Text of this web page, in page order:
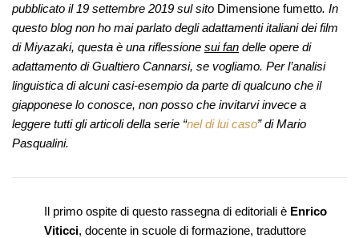
pubblicato il 19 settembre 2019 sul sito Dimensione fumetto. In
questo blog non ho mai parlato degli adattamenti italiani dei film
di Miyazaki, questa è una riflessione sui fan delle opere di
adattamento di Gualtiero Cannarsi, se vogliamo. Per l’analisi
linguistica di alcuni casi-esempio da parte di qualcuno che il
giapponese lo conosce, non posso che invitarvi invece a
leggere tutti gli articoli della serie “nel di lui caso” di Mario
Pasqualini.
Il primo ospite di questo rassegna di editoriali è Enrico
Viticci, docente in scuole di formazione, traduttore